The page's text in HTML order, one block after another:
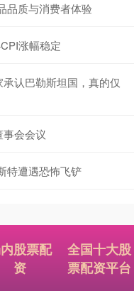
品质与消费者体验
涨幅稳定
认巴勒斯坦国，真的仅
会会议
特遭遇恐怖飞铲
股票配
资
全国十大股
票配资平台